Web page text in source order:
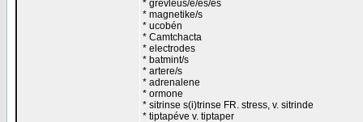
* grevleus/e/es/ès
* magnetike/s
* ucobén
* Camtchacta
* electrodes
* batmint/s
* artere/s
* adrenalene
* ormone
* sitrinse s(i)trinse FR. stress, v. sitrinde
* tiptapéve v. tiptaper